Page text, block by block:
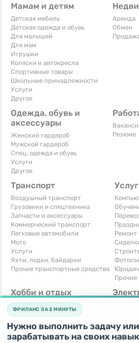
Мамам и детям
Детская мебель
Детская одежда и обувь
Для малышей
Для мам
Игрушки
Коляски и автокресла
Спортивные товары
Школьные принадлежности
Услуги
Другое
Аренда
Обмен
Одежда, обувь и
аксессуары
Женский гардероб
Мужской гардероб
Спец. одежда и обувь
Услуги
Другое
Резюме
Транспорт
Воздушный транспорт
Грузовики и спецтехника
Запчасти и аксессуары
Коммерческий транспорт
Легковые автомобили
Мото
Услуги
Яхты, лодки, байдарки
Прочие транспортные средства
Ремонт
Прочие
Хобби и отдых
Книги и журналы
Музыкальные инструменты
Охота и рыбалка
Спорт и отдых
Другое
ФРИЛАНС ЗА 2 МИНУТЫ
Нужно выполнить задачу
зарабатывать на своих